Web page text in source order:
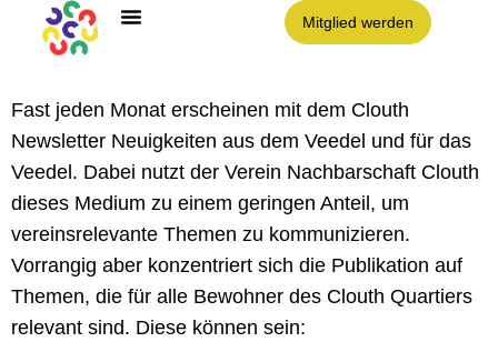
Mitglied werden
Fast jeden Monat erscheinen mit dem Clouth
Newsletter Neuigkeiten aus dem Veedel und für das
Veedel. Dabei nutzt der Verein Nachbarschaft Clouth
dieses Medium zu einem geringen Anteil, um
vereinsrelevante Themen zu kommunizieren.
Vorrangig aber konzentriert sich die Publikation auf
Themen, die für alle Bewohner des Clouth Quartiers
relevant sind. Diese können sein: